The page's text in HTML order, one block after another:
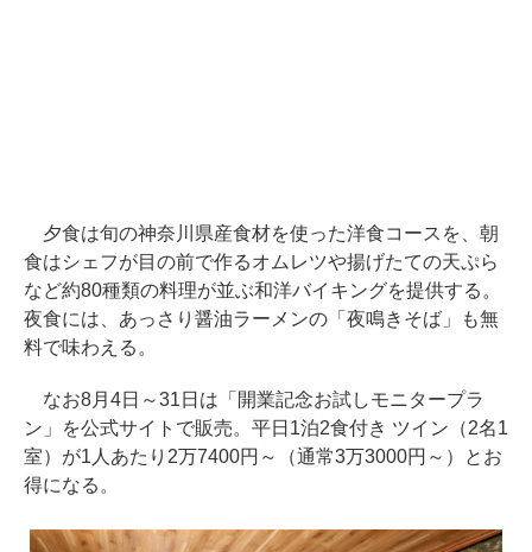
夕食は旬の神奈川県産食材を使った洋食コースを、朝
食はシェフが目の前で作るオムレツや揚げたての天ぷら
など約80種類の料理が並ぶ和洋バイキングを提供する。
夜食には、あっさり醤油ラーメンの「夜鳴きそば」も無
料で味わえる。
なお8月4日～31日は「開業記念お試しモニタープラ
ン」を公式サイトで販売。平日1泊2食付き ツイン（2名1
室）が1人あたり2万7400円～（通常3万3000円～）とお
得になる。